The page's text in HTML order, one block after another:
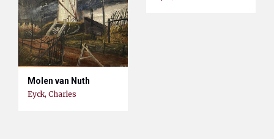
Molen van Nuth
Eyck, Charles